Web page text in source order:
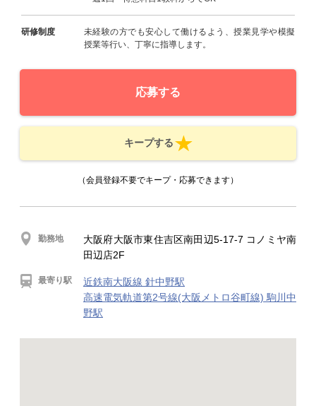
研修制度
未経験の方でも安心して働けるよう、授業見学や模擬
授業等行い、丁寧に指導します。
応募する
キープする
（会員登録不要でキープ・応募できます）
勤務地
大阪府大阪市東住吉区南田辺5-17-7 コノミヤ南
田辺店2F
最寄り駅
近鉄南大阪線 針中野駅
高速電気軌道第2号線(大阪メトロ谷町線) 駒川中
野駅